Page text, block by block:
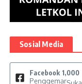
Sosial Media
Facebook 1,000
Penggemar